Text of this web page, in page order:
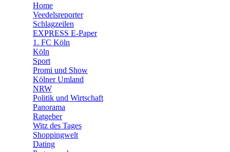
Home
Veedelsreporter
Schlagzeilen
EXPRESS E-Paper
1. FC Köln
Köln
Sport
Promi und Show
Kölner Umland
NRW
Politik und Wirtschaft
Panorama
Ratgeber
Witz des Tages
Shoppingwelt
Dating